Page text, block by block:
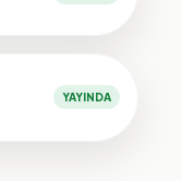
YAYINDA